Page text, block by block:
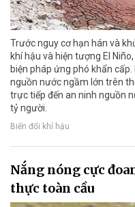
Trước nguy cơ hạn hán và
khí hậu và hiện tượng El
biện pháp ứng phó khẩn
nguồn nước ngầm lớn trên
trực tiếp đến an ninh nguồn
tỷ người.
Biến đổi khí hậu
Nắng nóng cực
thực toàn cầu